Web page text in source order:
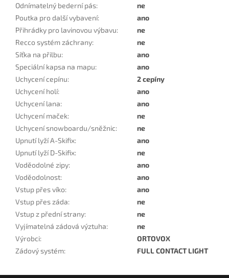
Odnímatelný bederní pás:
ne
Poutka pro další vybavení:
ano
Přihrádky pro lavinovou výbavu:
ne
Recco systém záchrany:
ne
Síťka na přilbu:
ano
Speciální kapsa na mapu:
ano
Uchycení cepínu:
2 cepíny
Uchycení holí:
ano
Uchycení lana:
ano
Uchycení maček:
ne
Uchycení snowboardu/sněžnic:
ne
Upnutí lyží A-Skifix:
ano
Upnutí lyží D-Skifix:
ne
Voděodolné zipy:
ano
Voděodolnost:
ano
Vstup přes víko:
ano
Vstup přes záda:
ne
Vstup z přední strany:
ne
Vyjímatelná zádová výztuha:
ne
Výrobci:
ORTOVOX
Zádový systém: FULL CONTACT LIGHT